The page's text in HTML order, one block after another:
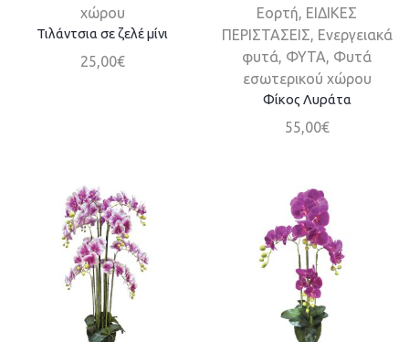
χώρου
Τιλάντσια σε ζελέ μίνι
25,00€
Εορτή, ΕΙΔΙΚΕΣ
ΠΕΡΙΣΤΑΣΕΙΣ, Ενεργειακά
φυτά, ΦΥΤΑ, Φυτά
εσωτερικού χώρου
Φίκος Λυράτα
55,00€